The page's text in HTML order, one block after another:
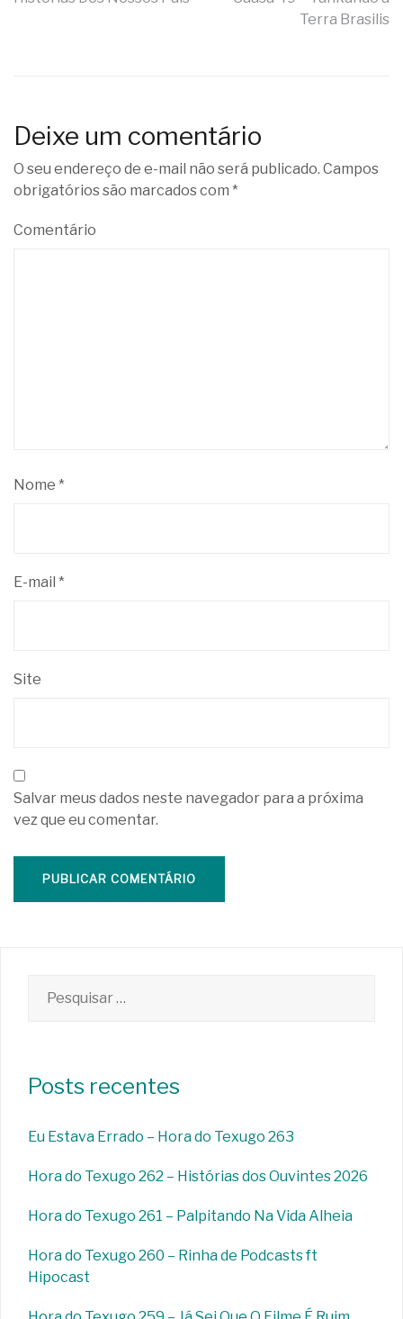
Terra Brasilis
Deixe um comentário
O seu endereço de e-mail não será publicado. Campos
obrigatórios são marcados com *
Comentário
Nome *
E-mail *
Site
Salvar meus dados neste navegador para a próxima
vez que eu comentar.
por:
Posts recentes
Eu Estava Errado – Hora do Texugo 263
Hora do Texugo 262 – Histórias dos Ouvintes 2026
Hora do Texugo 261 – Palpitando Na Vida Alheia
Hora do Texugo 260 – Rinha de Podcasts ft
Hipocast